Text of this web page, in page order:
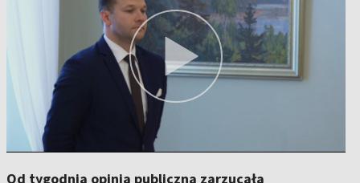
Od tygodnia opinia publiczna zarzucała